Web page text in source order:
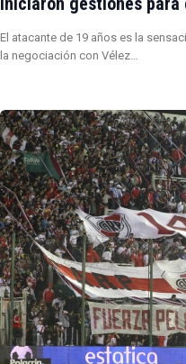
El atacante de 19 años es la
la negociación con Vélez…